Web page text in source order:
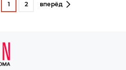
1 2 вперёд